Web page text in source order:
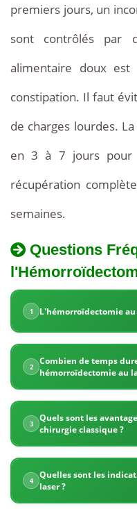
premiers jours, un
sont contrôlés par
alimentaire doux
constipation. Il faut
de charges lourdes.
en 3 à 7 jours pour
récupération
semaines.
Tarifs
de
au
Laser
en
Tunisie
La
Tunisie
propose
des
tarifs
compétitifs
pour
Questions
1 L'hémorroïdectomie
2
Combien de temps
hémorroïdectomie au
3
Quels sont les
chirurgie classique ?
4
Quelles sont les
laser ?